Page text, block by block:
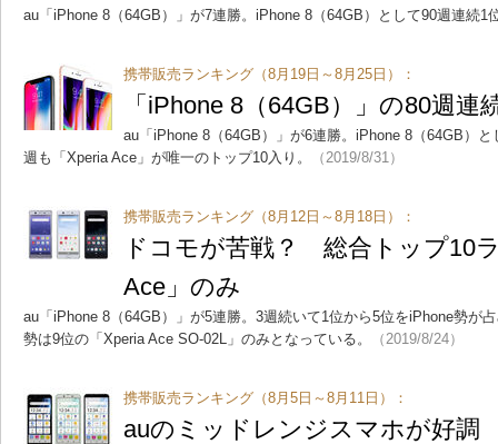
au「iPhone 8（64GB）」が7連勝。iPhone 8（64GB）として90週連続1
携帯販売ランキング（8月19日～8月25日）：
「iPhone 8（64GB）」の80週
au「iPhone 8（64GB）」が6連勝。iPhone 8（64GB）
週も「Xperia Ace」が唯一のトップ10入り。
（2019/8/31）
携帯販売ランキング（8月12日～8月18日）：
ドコモが苦戦？ 総合トップ10
Ace」のみ
au「iPhone 8（64GB）」が5連勝。3週続いて1位から5位をiPhone勢が
勢は9位の「Xperia Ace SO-02L」のみとなっている。
（2019/8/24）
携帯販売ランキング（8月5日～8月11日）：
auのミッドレンジスマホが好調